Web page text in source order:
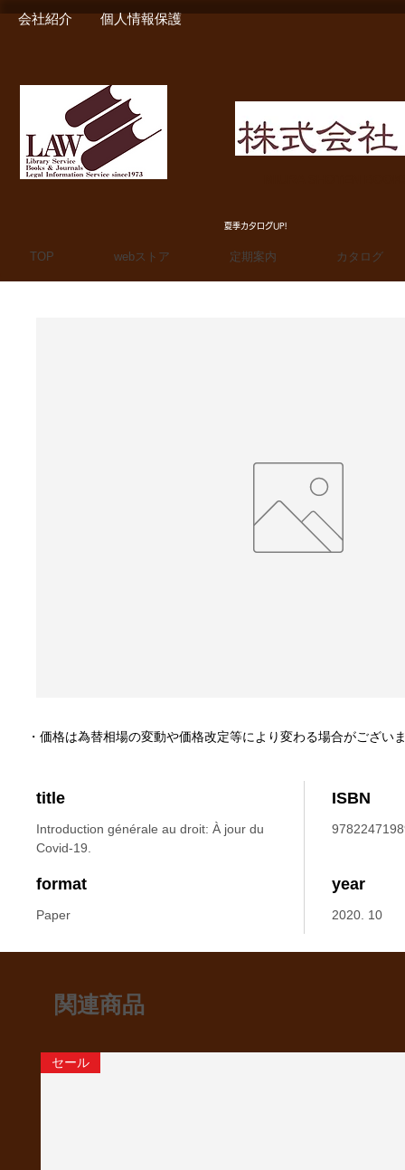
会社紹介 個人情報保護
夏季カタログUP!
TOP webストア 定期案内 カタログ
title
Introduction générale au droit: À jour du
Covid-19.
ISBN
format
Paper
year
2020. 10
・価格は為替相場の変動や価格改定等により変わる場合がござい
関連商品
セール